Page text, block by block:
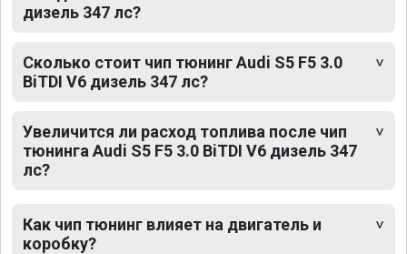
дизель 347 лс?
Сколько стоит чип тюнинг Audi S5 F5 3.0
BiTDI V6 дизель 347 лс?
Увеличится ли расход топлива после чип
тюнинга Audi S5 F5 3.0 BiTDI V6 дизель 347
лс?
Как чип тюнинг влияет на двигатель и
коробку?